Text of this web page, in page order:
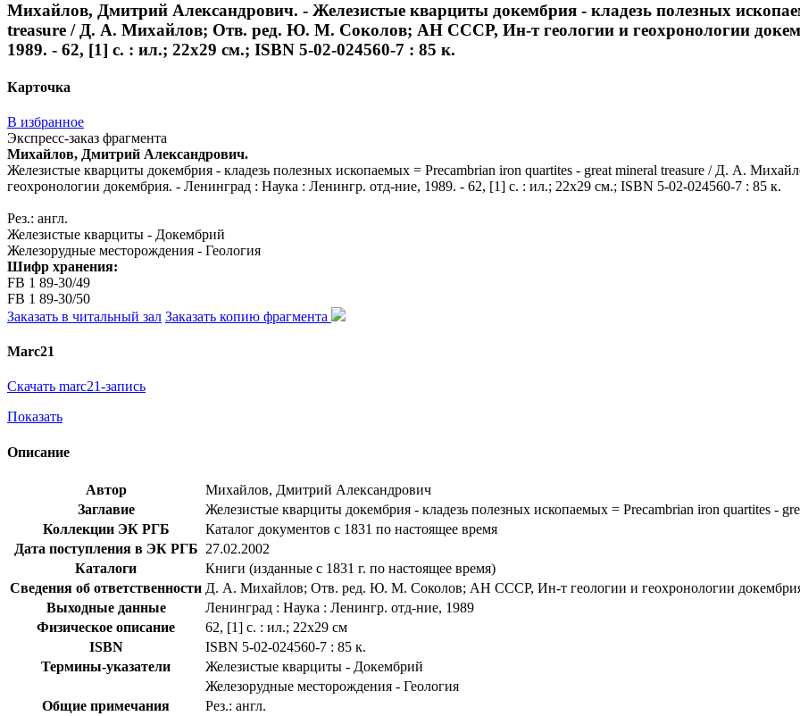
Михайлов, Дмитрий Александрович. - Железистые кварциты докембрия - кладезь полезных
treasure / Д. А. Михайлов; Отв. ред. Ю. М. Соколов; АН СССР, Ин-т геологии и геохронологии
1989. - 62, [1] с. : ил.; 22x29 см.; ISBN 5-02-024560-7 : 85 к.
Карточка
В избранное
Экспресс-заказ фрагмента
Михайлов, Дмитрий Александрович.
Железистые кварциты докембрия - кладезь полезных ископаемых = Precambrian iron quartites - great mineral treasure / Д. А.
геохронологии докембрия. - Ленинград : Наука : Ленингр. отд-ние, 1989. - 62, [1] с. : ил.; 22x29 см.; ISBN 5-02-024560-7 : 85 к.
Рез.: англ.
Железистые кварциты - Докембрий
Железорудные месторождения - Геология
Шифр хранения:
FB 1 89-30/49
FB 1 89-30/50
Заказать в читальный зал Заказать копию фрагмента
Marc21
Скачать marc21-запись
Показать
Описание
Автор
Михайлов, Дмитрий Александрович
Заглавие
Железистые кварциты докембрия - кладезь полезных ископаемых = Precambrian iron quartites -
Коллекции ЭК РГБ
Каталог документов с 1831 по настоящее время
Дата поступления в ЭК РГБ 27.02.2002
Каталоги
Книги (изданные с 1831 г. по настоящее время)
Сведения об ответственности Д. А. Михайлов; Отв. ред. Ю. М. Соколов; АН СССР, Ин-т геологии и геохронологии
Выходные данные
Ленинград : Наука : Ленингр. отд-ние, 1989
Физическое описание
62, [1] с. : ил.; 22x29 см
ISBN
ISBN 5-02-024560-7 : 85 к.
Термины-указатели
Железистые кварциты - Докембрий
Железорудные месторождения - Геология
Общие примечания
Рез.: англ.